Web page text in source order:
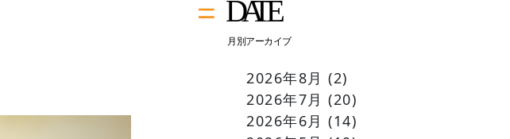
2026年8月 (2)
2026年7月 (20)
2026年6月 (14)